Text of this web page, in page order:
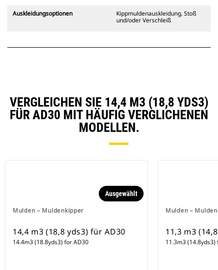
Auskleidungsoptionen
Kippmuldenauskleidung, Stoß
und/oder Verschleiß
VERGLEICHEN SIE 14,4 M3 (18,8 YDS3)
FÜR AD30 MIT HÄUFIG VERGLICHENEN
MODELLEN.
Mulden – Muldenkipper
Ausgewählt
14,4 m3 (18,8 yds3) für AD30
14.4m3 (18.8yds3) for AD30
Mulden –
11,3 m3
11.3m3 (14.8yds3)